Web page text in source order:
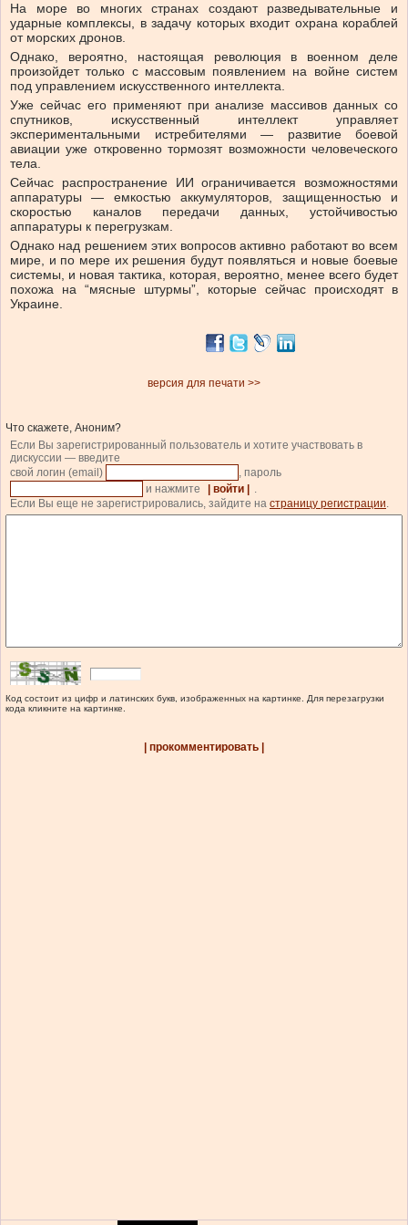
На море во многих странах создают разведывательные и
ударные комплексы, в задачу которых входит охрана кораблей
от морских дронов.
Однако, вероятно, настоящая революция в военном деле
произойдет только с массовым появлением на войне систем
под управлением искусственного интеллекта.
Уже сейчас его применяют при анализе массивов данных со
спутников, искусственный интеллект управляет
экспериментальными истребителями — развитие боевой
авиации уже откровенно тормозят возможности человеческого
тела.
Сейчас распространение ИИ ограничивается возможностями
аппаратуры — емкостью аккумуляторов, защищенностью и
скоростью каналов передачи данных, устойчивостью
аппаратуры к перегрузкам.
Однако над решением этих вопросов активно работают во всем
мире, и по мере их решения будут появляться и новые боевые
системы, и новая тактика, которая, вероятно, менее всего будет
похожа на “мясные штурмы”, которые сейчас происходят в
Украине.
версия для печати >>
Что скажете, Аноним?
Если Вы зарегистрированный пользователь и хотите участвовать в
дискуссии — введите
свой логин (email)
, пароль
и нажмите
| войти |
.
Если Вы еще не зарегистрировались, зайдите на страницу регистрации.
Код состоит из цифр и латинских букв, изображенных на картинке. Для перезагрузки
кода кликните на картинке.
| прокомментировать |